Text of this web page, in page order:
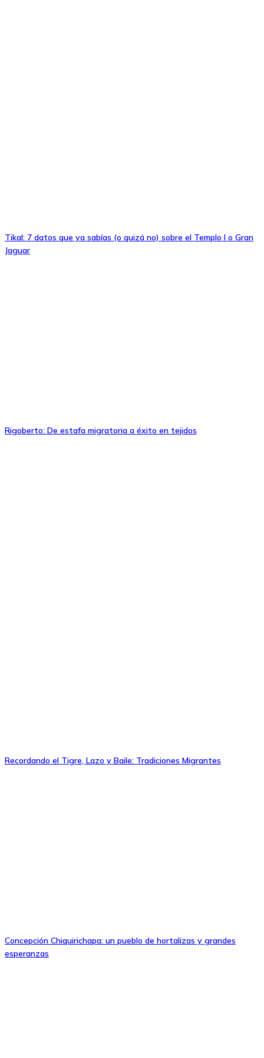
Tikal: 7 datos que ya sabías (o quizá no) sobre el Templo I o Gran
Jaguar
Rigoberto: De estafa migratoria a éxito en tejidos
Recordando el Tigre, Lazo y Baile: Tradiciones Migrantes
Concepción Chiquirichapa: un pueblo de hortalizas y grandes
esperanzas